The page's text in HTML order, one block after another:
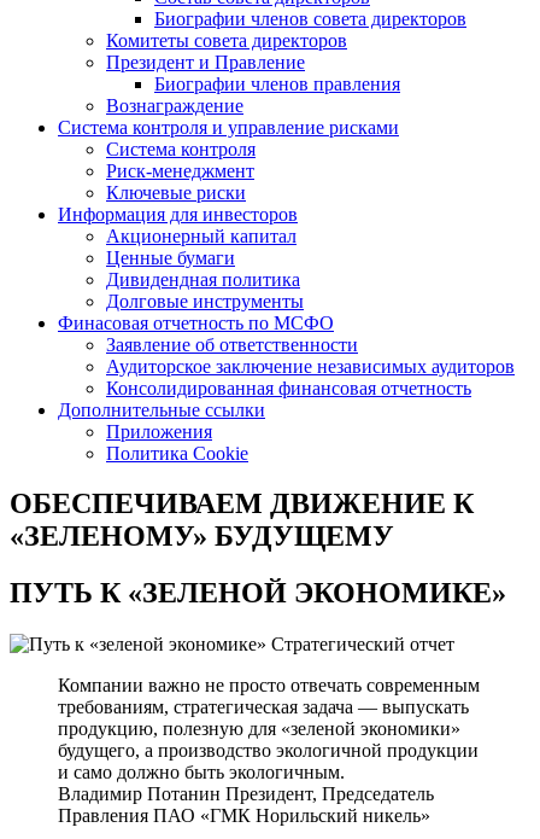
Биографии членов совета директоров
Комитеты совета директоров
Президент и Правление
Биографии членов правления
Вознаграждение
Система контроля и управление рисками
Система контроля
Риск-менеджмент
Ключевые риски
Информация для инвесторов
Акционерный капитал
Ценные бумаги
Дивидендная политика
Долговые инструменты
Финасовая отчетность по МСФО
Заявление об ответственности
Аудиторское заключение независимых аудиторов
Консолидированная финансовая отчетность
Дополнительные ссылки
Приложения
Политика Cookie
ОБЕСПЕЧИВАЕМ ДВИЖЕНИЕ К
«ЗЕЛЕНОМУ» БУДУЩЕМУ
ПУТЬ К«ЗЕЛЕНОЙ ЭКОНОМИКЕ»
Стратегический отчет
Компании важно не просто отвечать современным
требованиям, стратегическая задача — выпускать
продукцию, полезную для «зеленой экономики»
будущего, а производство экологичной продукции
и само должно быть экологичным.
Владимир Потанин Президент, Председатель
Правления ПАО «ГМК Норильский никель»